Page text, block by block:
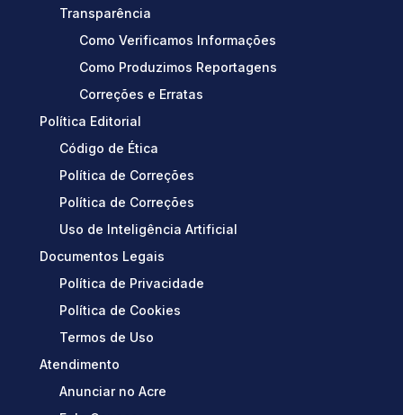
Transparência
Como Verificamos Informações
Como Produzimos Reportagens
Correções e Erratas
Política Editorial
Código de Ética
Política de Correções
Política de Correções
Uso de Inteligência Artificial
Documentos Legais
Política de Privacidade
Política de Cookies
Termos de Uso
Atendimento
Anunciar no Acre